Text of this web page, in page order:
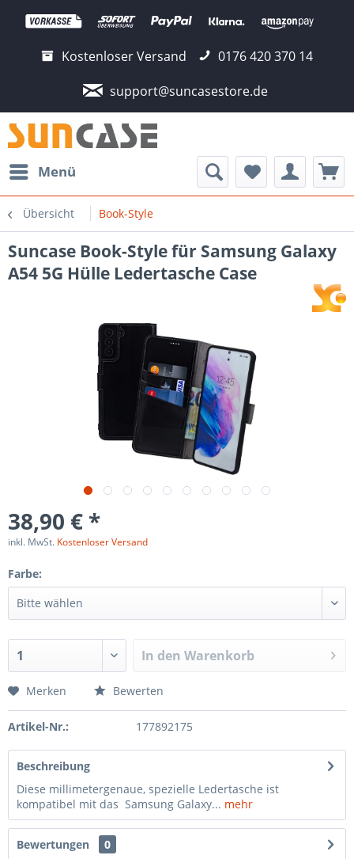
Kostenloser Versand
0176 420 370 14
support@suncasestore.de
Menü
Übersicht Book-Style
Suncase Book-Style für Samsung Galaxy
A54 5G Hülle Ledertasche Case
38,90 € *
inkl. MwSt. Kostenloser Versand
Farbe:
In den Warenkorb
Merken Bewerten
Artikel-Nr.: 177892175
Beschreibung
Diese millimetergenaue, spezielle Ledertasche ist
kompatibel mit das Samsung Galaxy... mehr
Bewertungen
0